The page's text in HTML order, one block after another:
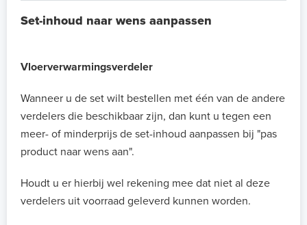
Set-inhoud naar wens aanpassen
Vloerverwarmingsverdeler
Wanneer u de set wilt bestellen met één van de andere
verdelers die beschikbaar zijn, dan kunt u tegen een
meer- of minderprijs de set-inhoud aanpassen bij "pas
product naar wens aan".
Houdt u er hierbij wel rekening mee dat niet al deze
verdelers uit voorraad geleverd kunnen worden.